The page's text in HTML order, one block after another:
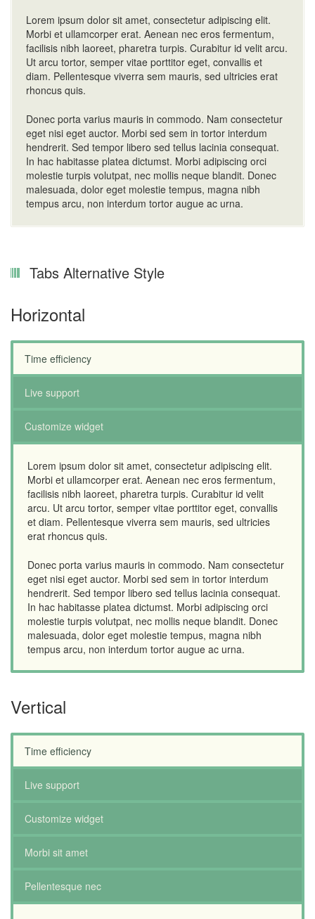
Lorem ipsum dolor sit amet, consectetur adipiscing elit.
Morbi et ullamcorper erat. Aenean nec eros fermentum,
facilisis nibh laoreet, pharetra turpis. Curabitur id velit arcu.
Ut arcu tortor, semper vitae porttitor eget, convallis et
diam. Pellentesque viverra sem mauris, sed ultricies erat
rhoncus quis.
Donec porta varius mauris in commodo. Nam consectetur
eget nisi eget auctor. Morbi sed sem in tortor interdum
hendrerit. Sed tempor libero sed tellus lacinia consequat.
In hac habitasse platea dictumst. Morbi adipiscing orci
molestie turpis volutpat, nec mollis neque blandit. Donec
malesuada, dolor eget molestie tempus, magna nibh
tempus arcu, non interdum tortor augue ac urna.
Tabs Alternative Style
Horizontal
Time efficiency
Live support
Customize widget
Lorem ipsum dolor sit amet, consectetur adipiscing elit.
Morbi et ullamcorper erat. Aenean nec eros fermentum,
facilisis nibh laoreet, pharetra turpis. Curabitur id velit
arcu. Ut arcu tortor, semper vitae porttitor eget, convallis
et diam. Pellentesque viverra sem mauris, sed ultricies
erat rhoncus quis.
Donec porta varius mauris in commodo. Nam consectetur
eget nisi eget auctor. Morbi sed sem in tortor interdum
hendrerit. Sed tempor libero sed tellus lacinia consequat.
In hac habitasse platea dictumst. Morbi adipiscing orci
molestie turpis volutpat, nec mollis neque blandit. Donec
malesuada, dolor eget molestie tempus, magna nibh
tempus arcu, non interdum tortor augue ac urna.
Vertical
Time efficiency
Live support
Customize widget
Morbi sit amet
Pellentesque nec